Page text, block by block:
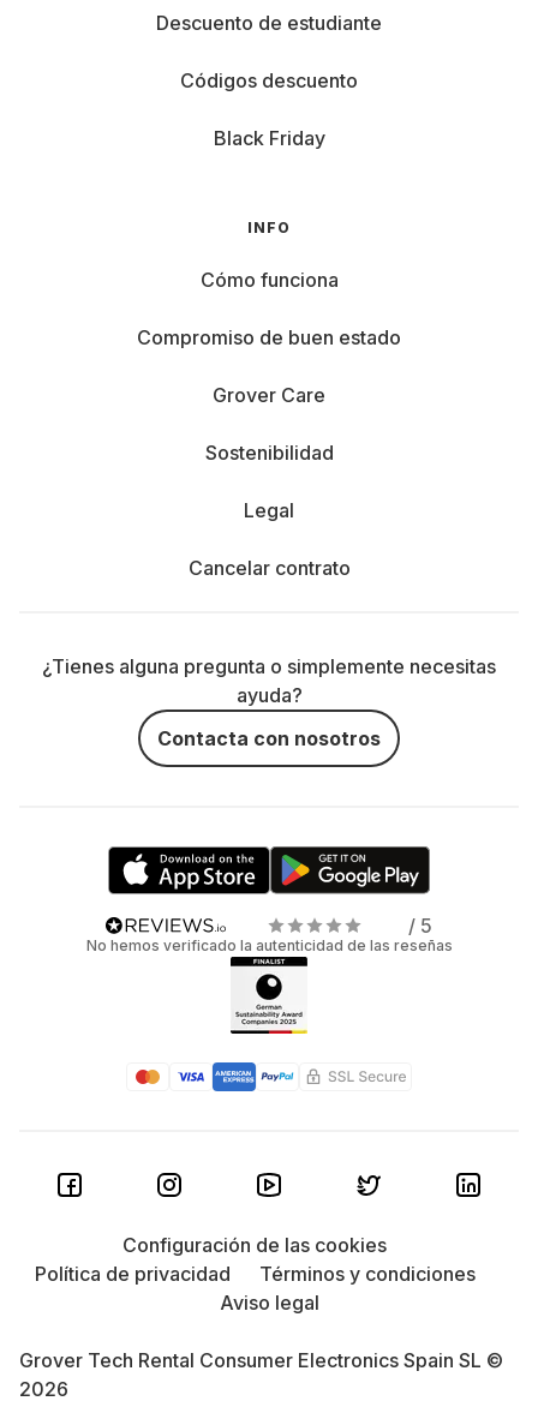
Descuento de estudiante
Códigos descuento
Black Friday
INFO
Cómo funciona
Compromiso de buen estado
Grover Care
Sostenibilidad
Legal
Cancelar contrato
¿Tienes alguna pregunta o simplemente necesitas
ayuda?
Contacta con nosotros
/ 5
No hemos verificado la autenticidad de las reseñas
Grover Tech Rental Consumer Electronics Spain SL ©
2026
Configuración de las cookies
Política de privacidad
Términos y condiciones
Aviso legal